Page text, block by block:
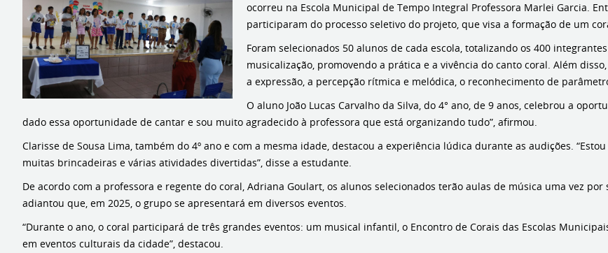
ocorreu na Escola Municipal de Tempo Integral Professora Marlei Garcia.
participaram do processo seletivo do projeto, que visa a formação de um
Foram selecionados 50 alunos de cada escola, totalizando os 400
musicalização, promovendo a prática e a vivência do canto coral. Além
a expressão, a percepção rítmica e melódica, o reconhecimento de
O aluno João Lucas Carvalho da Silva, do 4° ano, de 9 anos, celebrou a
dado essa oportunidade de cantar e sou muito agradecido à professora que está organizando tudo”, afirmou.
Clarisse de Sousa Lima, também do 4º ano e com a mesma idade, destacou a experiência lúdica durante as audições.
muitas brincadeiras e várias atividades divertidas”, disse a estudante.
De acordo com a professora e regente do coral, Adriana Goulart, os alunos selecionados terão aulas de música uma vez
adiantou que, em 2025, o grupo se apresentará em diversos eventos.
“Durante o ano, o coral participará de três grandes eventos: um musical infantil, o Encontro de Corais das Escolas
em eventos culturais da cidade”, destacou.